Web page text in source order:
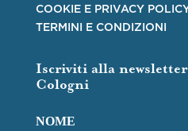
COOKIE E PRIVACY
TERMINI E CONDIZIONI
Iscriviti alla
Cologni